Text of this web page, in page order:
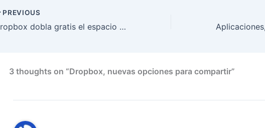
PREVIOUS
Dropbox dobla gratis el espacio en cuentas Pro
3 thoughts on “Dropbox, nuevas opciones para compartir”